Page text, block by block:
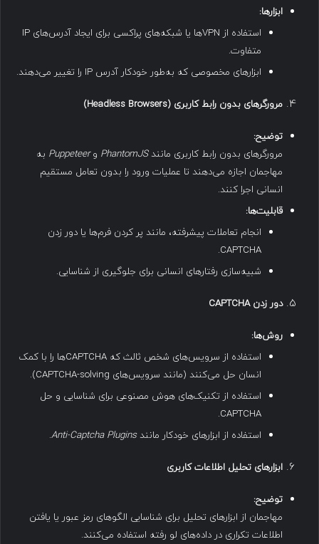
ابزارها:
استفاده از VPNها یا شبکه‌های پراکسی برای ایجاد آدرس‌های IP
متفاوت.
ابزارهای مخصوصی که به‌طور خودکار آدرس IP را تغییر می‌دهند.
مرورگرهای بدون رابط کاربری (Headless Browsers)
توضیح:
مرورگرهای بدون رابط کاربری مانندPhantomJS وPuppeteer به
مهاجمان اجازه می‌دهند تا عملیات ورود را بدون تعامل مستقیم
انسانی اجرا کنند.
قابلیت‌ها:
انجام تعاملات پیشرفته، مانند پر کردن فرم‌ها یا دور زدن
CAPTCHA.
شبیه‌سازی رفتارهای انسانی برای جلوگیری از شناسایی.
دور زدن CAPTCHA
روش‌ها:
استفاده از سرویس‌های شخص ثالث که CAPTCHAها را با کمک
انسان حل می‌کنند (مانند سرویس‌های CAPTCHA-solving).
استفاده از تکنیک‌های هوش مصنوعی برای شناسایی و حل
CAPTCHA.
استفاده از ابزارهای خودکار مانندAnti-Captcha Plugins
.
ابزارهای تحلیل اطلاعات کاربری
توضیح:
مهاجمان از ابزارهای تحلیل برای شناسایی الگوهای رمز عبور یا یافتن
اطلاعات تکراری در داده‌های لو رفته استفاده می‌کنند.